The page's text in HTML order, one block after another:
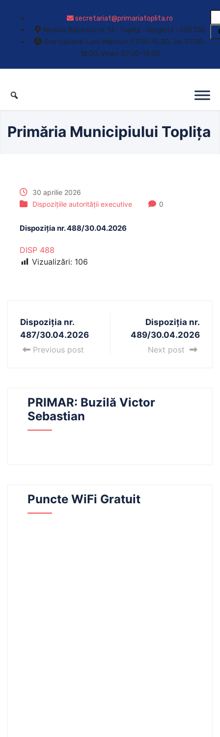
secretariat@primariatoplita.ro
Nicolae Bălcescu nr. 14 • Toplița • Harghita • 535700
Orar casierie: Luni-Miercuri: 07.00-15.30; Joi: 07.00-
18.00; Vineri: 07.00-13.00
Primăria Municipiului Toplița
30 aprilie 2026
Dispozițiile autorității executive
0
Dispoziția nr. 488/30.04.2026
DISP 488
Vizualizări: 106
Dispoziția nr.
487/30.04.2026
Previous post
Dispoziția nr.
489/30.04.2026
Next post
PRIMAR: Buzilă Victor
Sebastian
Puncte WiFi Gratuit